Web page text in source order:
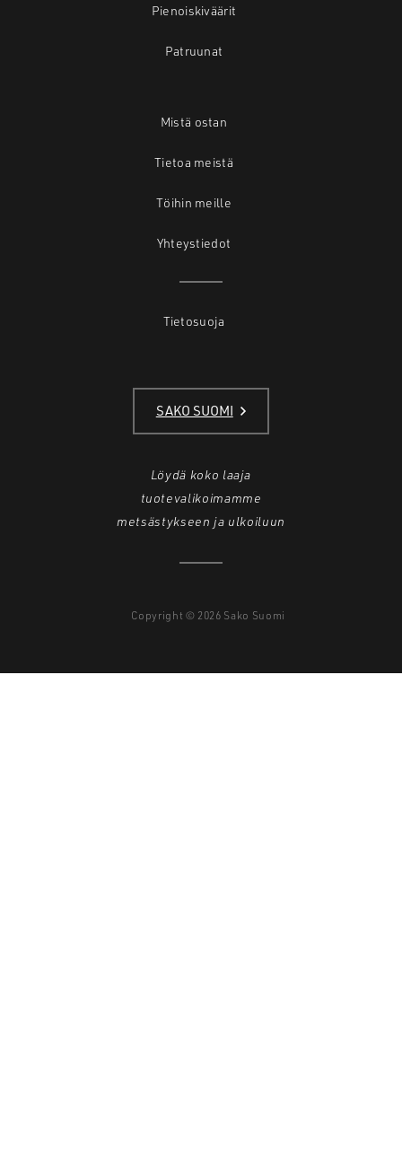
Pienoiskiväärit
Patruunat
Mistä ostan
Tietoa meistä
Töihin meille
Yhteystiedot
Tietosuoja
SAKO SUOMI
Löydä koko laaja
tuotevalikoimamme
metsästykseen ja ulkoiluun
Copyright © 2026 Sako Suomi